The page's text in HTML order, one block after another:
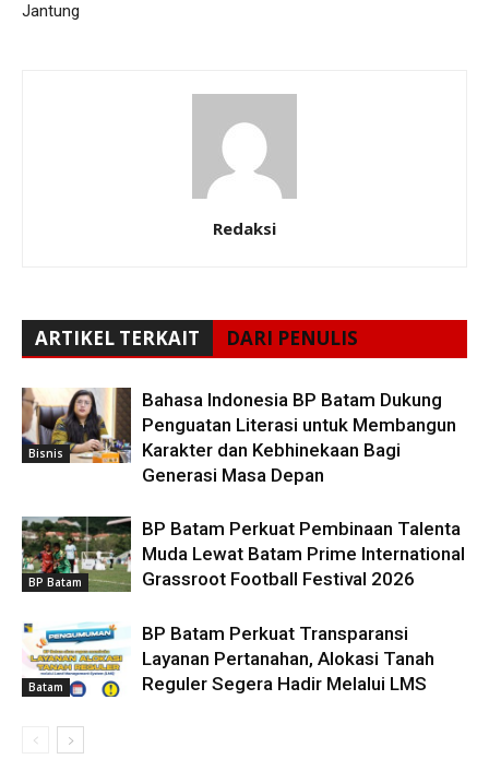
Jantung
Redaksi
ARTIKEL TERKAIT DARI PENULIS
Bisnis
Bahasa Indonesia BP Batam Dukung
Penguatan Literasi untuk Membangun
Karakter dan Kebhinekaan Bagi
Generasi Masa Depan
BP Batam
BP Batam Perkuat Pembinaan Talenta
Muda Lewat Batam Prime International
Grassroot Football Festival 2026
Batam
BP Batam Perkuat Transparansi
Layanan Pertanahan, Alokasi Tanah
Reguler Segera Hadir Melalui LMS